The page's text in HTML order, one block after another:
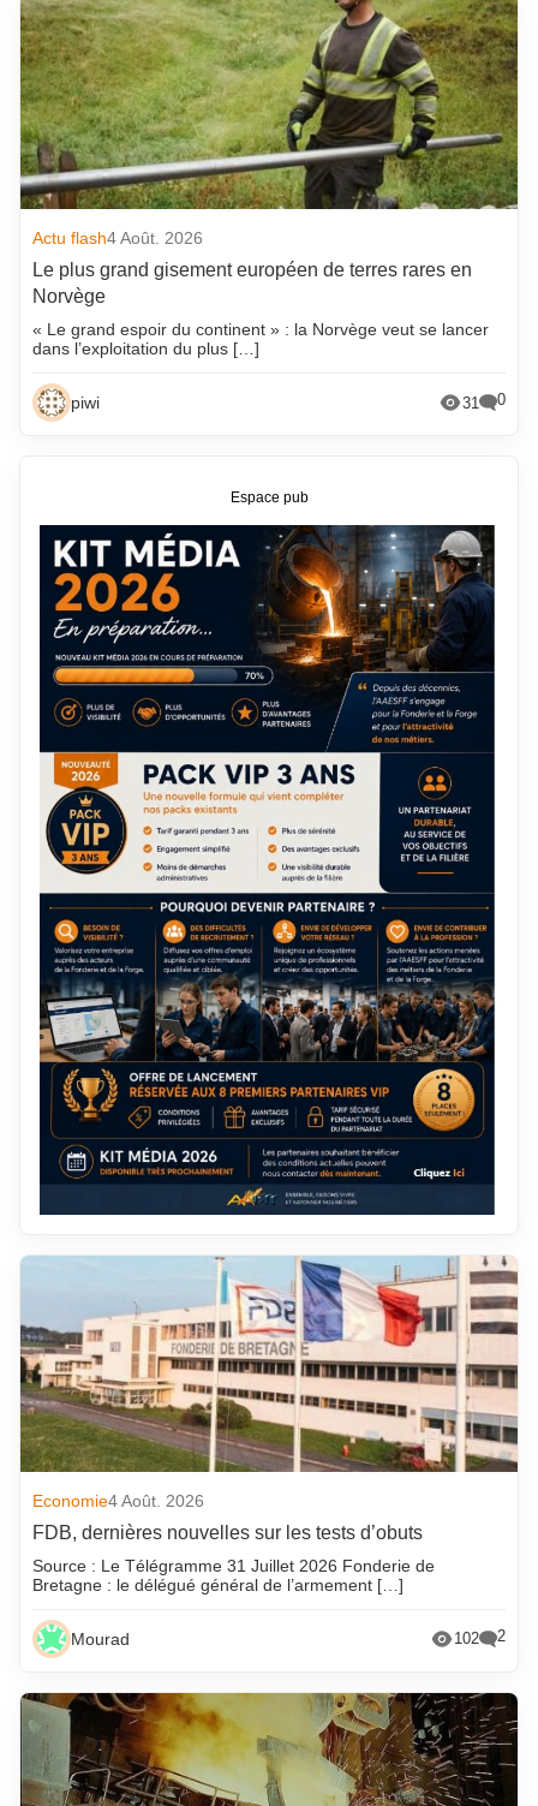
Actu flash4 Août. 2026
Le plus grand gisement européen de terres rares en
Norvège
« Le grand espoir du continent » : la Norvège veut se lancer
dans l’exploitation du plus […]
piwi 31 0
Economie4 Août. 2026
FDB, dernières nouvelles sur les tests d’obuts
Source : Le Télégramme 31 Juillet 2026 Fonderie de
Bretagne : le délégué général de l’armement […]
Mourad 102 2
Espace pub